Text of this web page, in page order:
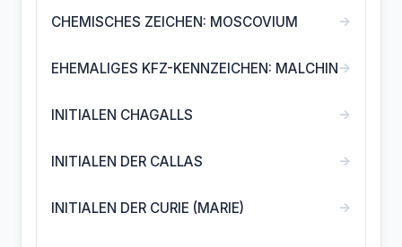
CHEMISCHES ZEICHEN: MOSCOVIUM →
EHEMALIGES KFZ-KENNZEICHEN: MALCHIN→
INITIALEN CHAGALLS →
INITIALEN DER CALLAS →
INITIALEN DER CURIE (MARIE) →